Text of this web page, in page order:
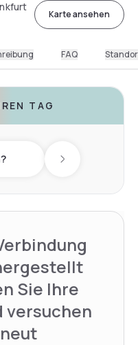
Karte ansehen
FAQ
TAG
Next day
Sie Ihre
versuchen